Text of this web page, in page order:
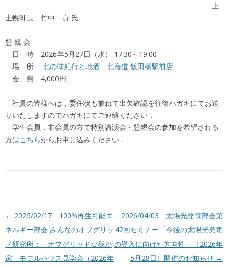
上
士幌町長 竹中 貢 氏
懇 親 会
日 時 2026年5月27日（水） 17:30～19:00
場 所 北の味紀行と地酒 北海道 飯田橋駅前店
会 費 4,000円
社員の皆様へは，委任状も兼ねて出欠確認を往復ハガキにてお送
りいたしますのでハガキにてご連絡ください．
学生会員，非会員の方で特別講演会・懇親会の参加を希望される
方はこちらからお申し込みください．
投稿ナビゲーション
← 2026/02/17 100%再生可能エ
ネルギー部会 みんなのオフグリッ
ド研究所：「オフグリッドな我が
家」モデルハウス見学会（2026年
2026/04/03 太陽光発電部会第
42回セミナー「今後の太陽光発電
の導入に向けた方向性」（2026年
5月28日）開催のお知らせ →